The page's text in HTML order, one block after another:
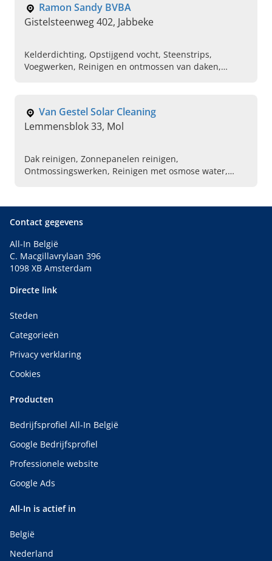
Ramon Sandy BVBA
Gistelsteenweg 402, Jabbeke
Kelderdichting, Opstijgend vocht, Steenstrips,
Voegwerken, Reinigen en ontmossen van daken,
Van Gestel Solar Cleaning
Lemmensblok 33, Mol
Dak reinigen, Zonnepanelen reinigen,
Ontmossingswerken, Reinigen met osmose water,
Contact gegevens
All-In België
C. Macgillavrylaan 396
1098 XB Amsterdam
Directe link
Steden
Categorieën
Privacy verklaring
Cookies
Producten
Bedrijfsprofiel All-In België
Google Bedrijfsprofiel
Professionele website
Google Ads
All-In is actief in
België
Nederland